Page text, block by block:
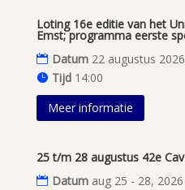
Loting 16e editie van het
Emst; programma eerste
Datum 22 augustus 2026
Tijd 14:00
Meer informatie
25 t/m 28 augustus 42e
Datum aug 25 - 28, 2026